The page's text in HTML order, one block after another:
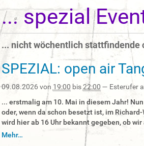
s
i
n
h
e
... spezial
... nicht wöchentlich stattfindende
SPEZIAL: open air
09.08.2026 von 19:00 bis22:00 — Esterufer
... erstmalig am 10. Mai in diesem Jahr!
oder, wenn da schon besetzt ist, im
wird hier ab 16 Uhr bekannt gegeben, ob
Mehr…